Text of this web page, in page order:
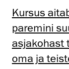
Kursus
paremini
asjakohast
oma ja